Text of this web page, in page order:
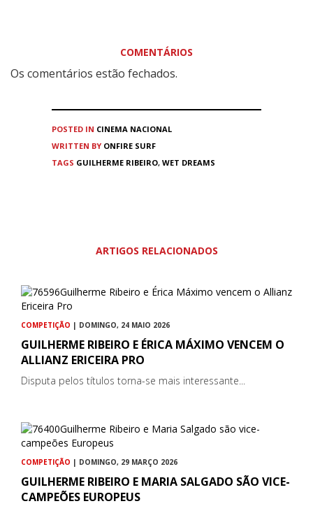
COMENTÁRIOS
Os comentários estão fechados.
POSTED IN CINEMA NACIONAL
WRITTEN BY ONFIRE SURF
TAGS GUILHERME RIBEIRO, WET DREAMS
ARTIGOS RELACIONADOS
COMPETIÇÃO | DOMINGO, 24 MAIO 2026
GUILHERME RIBEIRO E ÉRICA MÁXIMO VENCEM O
ALLIANZ ERICEIRA PRO
Disputa pelos títulos torna-se mais interessante...
COMPETIÇÃO | DOMINGO, 29 MARÇO 2026
GUILHERME RIBEIRO E MARIA SALGADO SÃO VICE-
CAMPEÕES EUROPEUS